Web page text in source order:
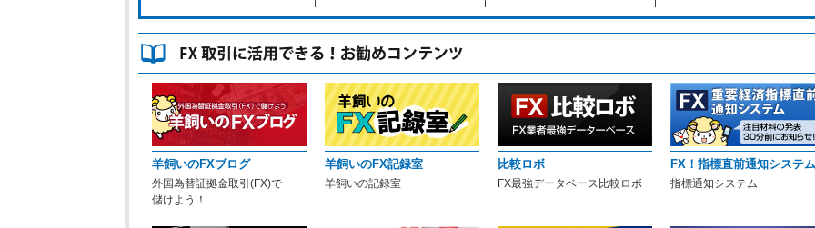
羊飼いのFXブログ
外国為替証拠金取引(FX)で
儲けよう！
羊飼いのFX記録室
羊飼いの記録室
比較ロボ
FX最強データベース比較ロボ
FX！指標直前通知システム
指標通知システム